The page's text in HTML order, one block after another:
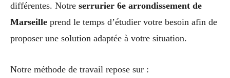
différentes. Notre serrurier 6e arrondissement de
Marseille prend le temps d’étudier votre besoin afin de
proposer une solution adaptée à votre situation.
Notre méthode de travail repose sur :